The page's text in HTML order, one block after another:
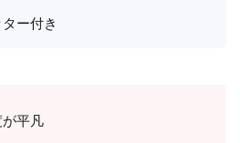
ー付き
平凡